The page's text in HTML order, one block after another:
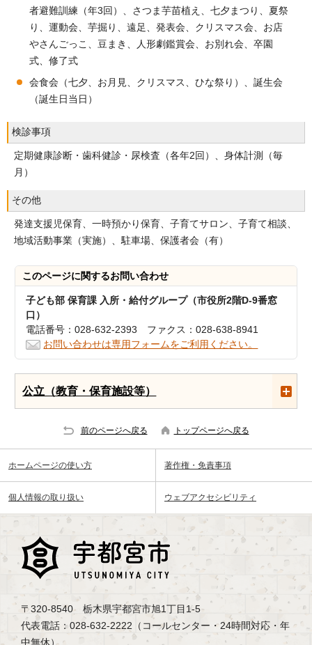
者避難訓練（年3回）、さつま芋苗植え、七夕まつり、夏祭
り、運動会、芋掘り、遠足、発表会、クリスマス会、お店
やさんごっこ、豆まき、人形劇鑑賞会、お別れ会、卒園
式、修了式
会食会（七夕、お月見、クリスマス、ひな祭り）、誕生会
（誕生日当日）
検診事項
定期健康診断・歯科健診・尿検査（各年2回）、身体計測（毎
月）
その他
発達支援児保育、一時預かり保育、子育てサロン、子育て相談、
地域活動事業（実施）、駐車場、保護者会（有）
このページに関するお問い合わせ
子ども部 保育課 入所・給付グループ（市役所2階D-9番窓
口）
電話番号：028-632-2393 ファクス：028-638-8941
お問い合わせは専用フォームをご利用ください。
公立（教育・保育施設等）
前のページへ戻る トップページへ戻る
ホームページの使い方 著作権・免責事項
個人情報の取り扱い ウェブアクセシビリティ
〒320-8540 栃木県宇都宮市旭1丁目1-5
代表電話：028-632-2222（コールセンター・24時間対応・年
中無休）